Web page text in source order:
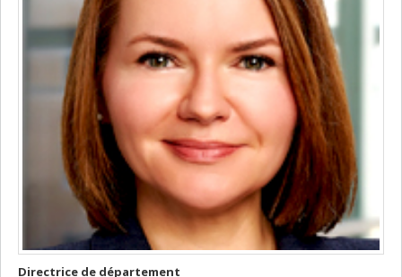
Directrice de département